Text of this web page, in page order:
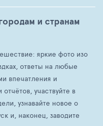
и странам
яркие фото изо
ответы на любые
впечатления и
участвуйте в
узнавайте новое о
и, наконец, заводите